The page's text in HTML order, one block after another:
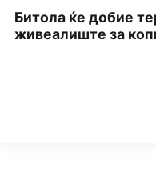
Битола ќе добие
живеалиште за